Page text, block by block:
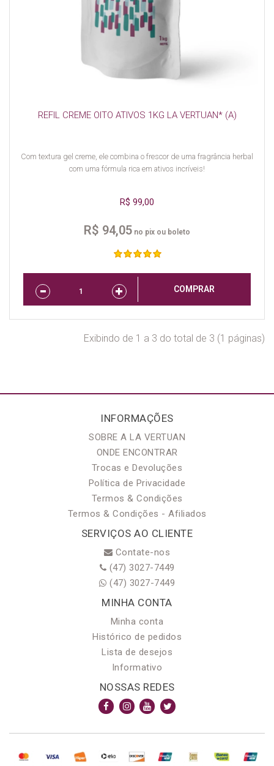
REFIL CREME OITO ATIVOS 1KG LA VERTUAN* (A)
Com textura gel creme, ele combina o frescor de uma fragrância herbal
com uma fórmula rica em ativos incríveis!
R$ 99,00
R$ 94,05 no pix ou boleto
COMPRAR
Exibindo de 1 a 3 do total de 3 (1 páginas)
INFORMAÇÕES
SOBRE A LA VERTUAN
ONDE ENCONTRAR
Trocas e Devoluções
Política de Privacidade
Termos & Condições
Termos & Condições - Afiliados
SERVIÇOS AO CLIENTE
Contate-nos
(47) 3027-7449
(47) 3027-7449
MINHA CONTA
Minha conta
Histórico de pedidos
Lista de desejos
Informativo
NOSSAS REDES